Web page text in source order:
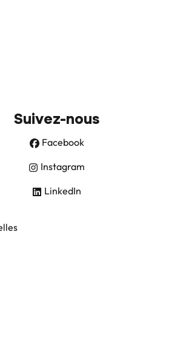
Suivez-nous
Facebook
Instagram
LinkedIn